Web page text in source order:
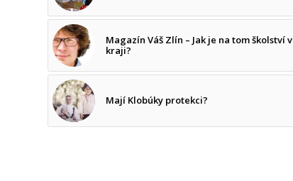
Magazín Váš Zlín – Jak je na tom školství v
kraji?
Mají Klobúky protekci?